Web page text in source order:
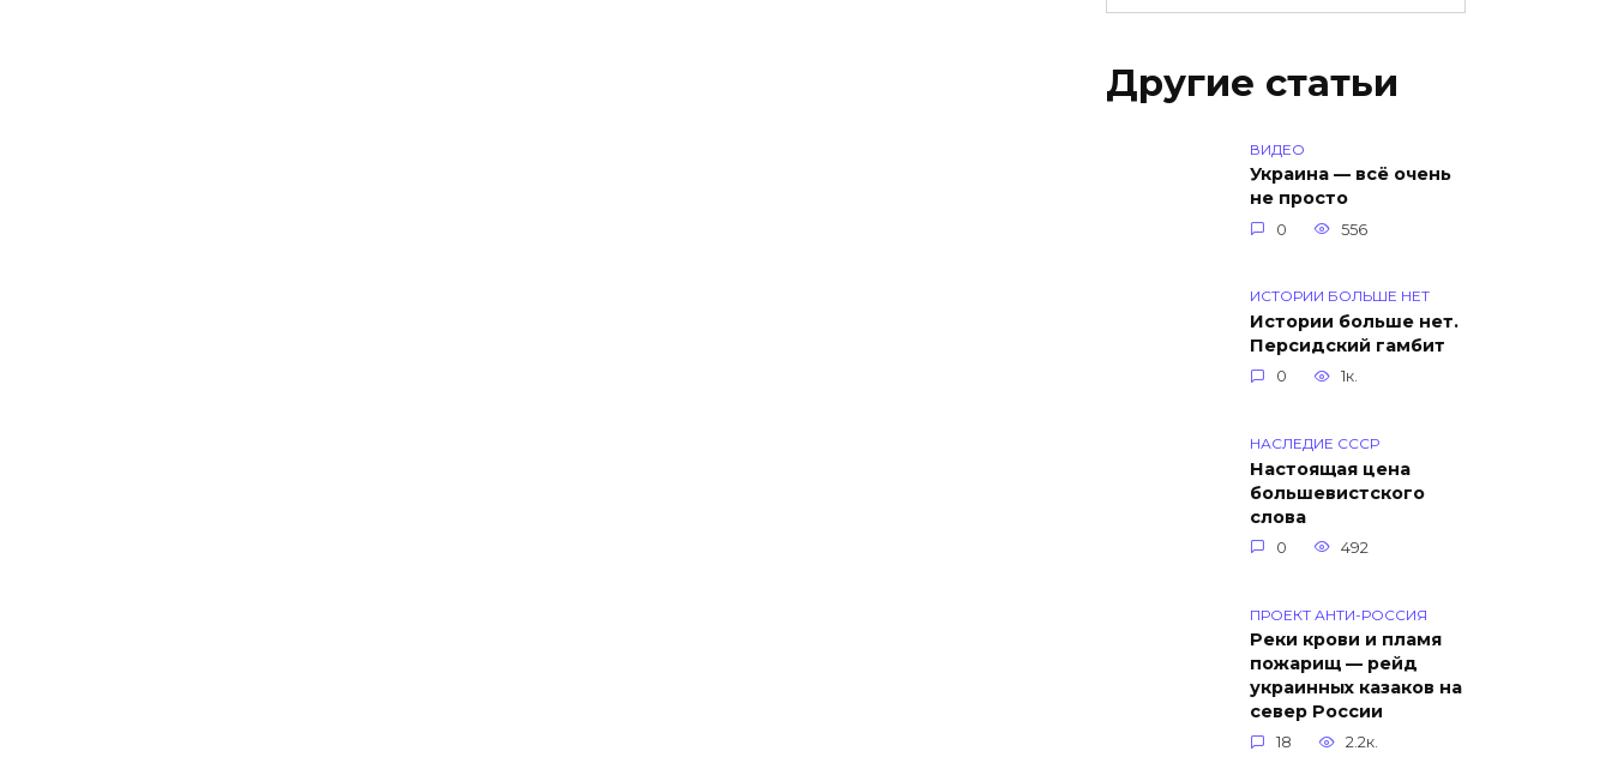
Другие статьи
ВИДЕО
Украина — всё очень
не просто
0 556
ИСТОРИИ БОЛЬШЕ НЕТ
Истории больше нет.
Персидский гамбит
0 1к.
НАСЛЕДИЕ СССР
Настоящая цена
большевистского
слова
0 492
ПРОЕКТ АНТИ-РОССИЯ
Реки крови и пламя
пожарищ — рейд
украинных казаков на
север России
18 2.2к.